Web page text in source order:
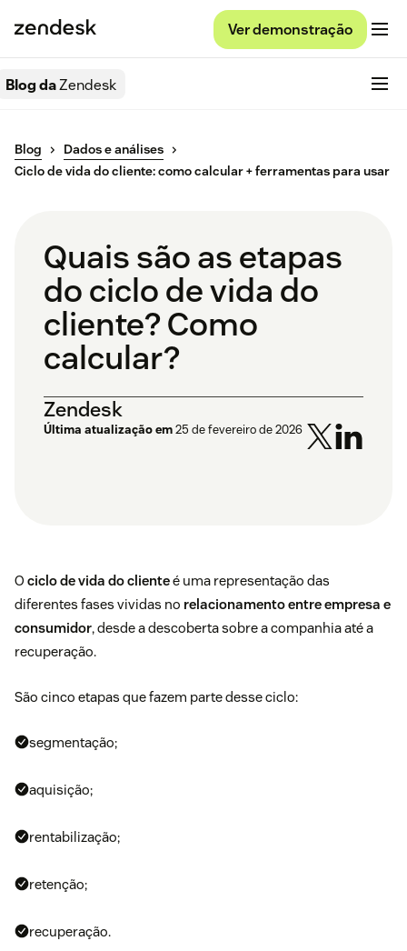
Ver demonstração
Blog daZendesk
Blog
Dados e análises
Ciclo de vida do cliente: como calcular + ferramentas para usar
Quais são as etapas
do ciclo de vida do
cliente? Como
calcular?
Zendesk
Última atualização em25 de fevereiro de 2026
O ciclo de vida do clienteé uma representação das
diferentes fases vividas no relacionamento entre empresa e
consumidor, desde a descoberta sobre a companhia até a
recuperação.
São cinco etapas que fazem parte desse ciclo:
segmentação;
aquisição;
rentabilização;
retenção;
recuperação.